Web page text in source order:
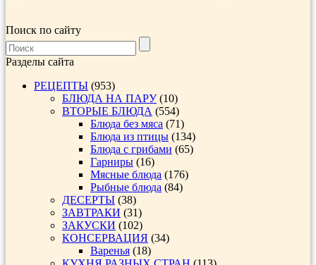
Поиск по сайту
Разделы сайта
РЕЦЕПТЫ (953)
БЛЮДА НА ПАРУ(10)
ВТОРЫЕ БЛЮДА (554)
Блюда без мяса (71)
Блюда из птицы (134)
Блюда с грибами (65)
Гарниры (16)
Мясные блюда (176)
Рыбные блюда (84)
ДЕСЕРТЫ (38)
ЗАВТРАКИ (31)
ЗАКУСКИ (102)
КОНСЕРВАЦИЯ (34)
Варенья (18)